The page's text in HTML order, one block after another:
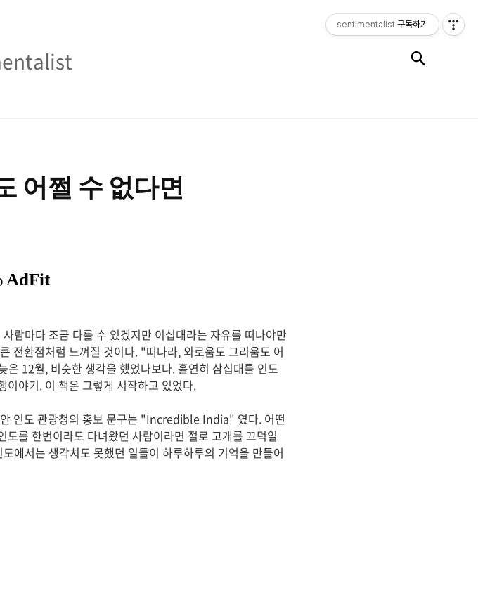
어쩔 수 없다면
람마다 조금 다를 수 있겠지만 이십대라는 자유를 떠나야만
전환점처럼 느껴질 것이다. "떠나라, 외로움도 그리움도 어
12월, 비슷한 생각을 했었나보다. 홀연히 삼십대를 인도
이야기. 이 책은 그렇게 시작하고 있었다.
인도 관광청의 홍보 문구는 "Incredible India" 였다. 어떤
를 한번이라도 다녀왔던 사람이라면 절로 고개를 끄덕일
에서는 생각치도 못했던 일들이 하루하루의 기억을 만들어
sentimentalist 구독하기